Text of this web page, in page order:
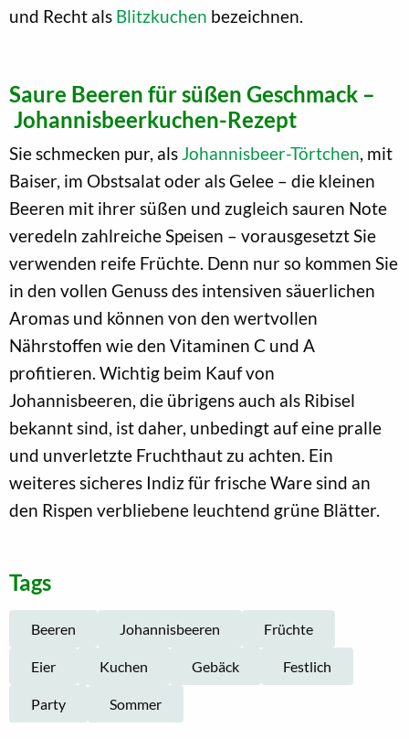
und Recht als Blitzkuchen bezeichnen.
Saure Beeren für süßen Geschmack –
Johannisbeerkuchen-Rezept
Sie schmecken pur, als Johannisbeer-Törtchen, mit
Baiser, im Obstsalat oder als Gelee – die kleinen
Beeren mit ihrer süßen und zugleich sauren Note
veredeln zahlreiche Speisen – vorausgesetzt Sie
verwenden reife Früchte. Denn nur so kommen Sie
in den vollen Genuss des intensiven säuerlichen
Aromas und können von den wertvollen
Nährstoffen wie den Vitaminen C und A
profitieren. Wichtig beim Kauf von
Johannisbeeren, die übrigens auch als Ribisel
bekannt sind, ist daher, unbedingt auf eine pralle
und unverletzte Fruchthaut zu achten. Ein
weiteres sicheres Indiz für frische Ware sind an
den Rispen verbliebene leuchtend grüne Blätter.
Tags
Beeren Johannisbeeren Früchte
Eier Kuchen Gebäck Festlich
Party Sommer